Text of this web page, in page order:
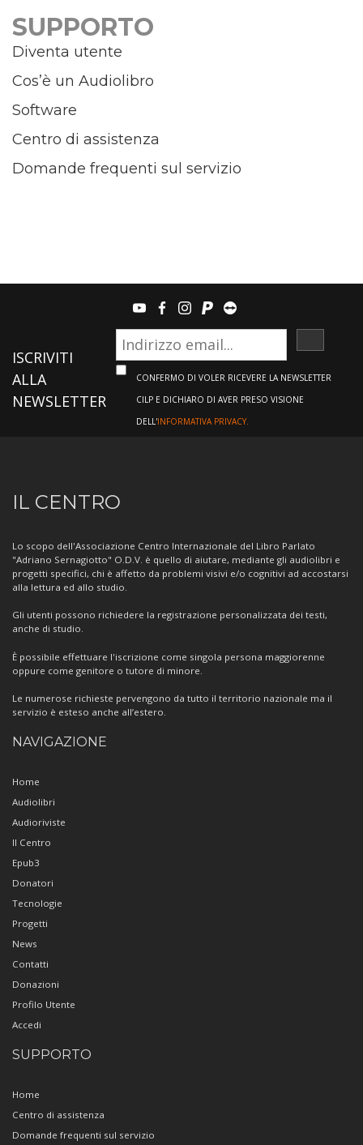
SUPPORTO
Diventa utente
Cos’è un Audiolibro
Software
Centro di assistenza
Domande frequenti sul servizio
youtubefacebook
instagram
paypalteamviewer
ISCRIVITI
ALLA
NEWSLETTER
CONFERMO DI VOLER RICEVERE LA NEWSLETTER
CILP E DICHIARO DI AVER PRESO VISIONE
DELL'INFORMATIVA PRIVACY.
Informazioni
sul
Centro
IL CENTRO
Lo scopo dell'Associazione Centro Internazionale del Libro Parlato
"Adriano Sernagiotto" O.D.V. è quello di aiutare, mediante gli audiolibri e
progetti specifici, chi è affetto da problemi visivi e/o cognitivi ad accostarsi
alla lettura ed allo studio.
Gli utenti possono richiedere la registrazione personalizzata dei testi,
anche di studio.
È possibile effettuare l'iscrizione come singola persona maggiorenne
oppure come genitore o tutore di minore.
Le numerose richieste pervengono da tutto il territorio nazionale ma il
servizio è esteso anche all’estero.
NAVIGAZIONE
Home
Audiolibri
Audioriviste
Il Centro
Epub3
Donatori
Tecnologie
Progetti
News
Contatti
Donazioni
Profilo Utente
Accedi
SUPPORTO
Home
Centro di assistenza
Domande frequenti sul servizio